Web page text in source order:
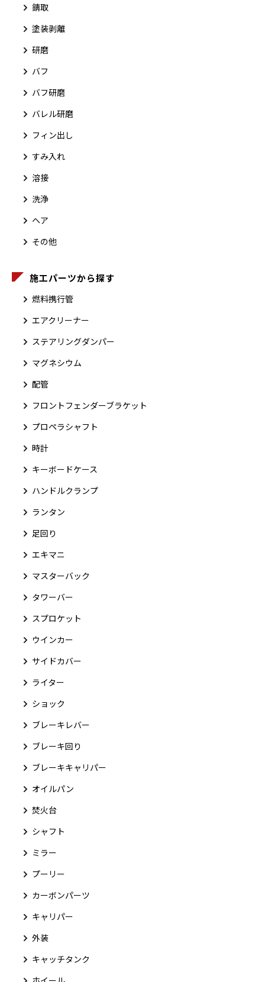
錆取
塗装剥離
研磨
バフ
バフ研磨
バレル研磨
フィン出し
すみ入れ
溶接
洗浄
ヘア
その他
施工パーツから探す
燃料携行管
エアクリーナー
ステアリングダンパー
マグネシウム
配管
フロントフェンダーブラケット
プロペラシャフト
時計
キーボードケース
ハンドルクランプ
ランタン
足回り
エキマニ
マスターバック
タワーバー
スプロケット
ウインカー
サイドカバー
ライター
ショック
ブレーキレバー
ブレーキ回り
ブレーキキャリパー
オイルパン
焚火台
シャフト
ミラー
プーリー
カーボンパーツ
キャリパー
外装
キャッチタンク